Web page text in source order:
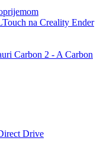
na Creality Ender
Carbon 2 - A Carbon
Drive